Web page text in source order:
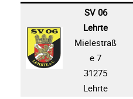
SV 06
Lehrte
Mielestraß
e 7
31275
Lehrte